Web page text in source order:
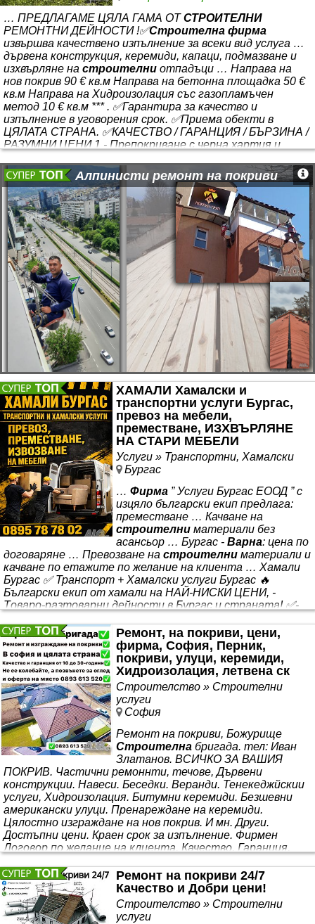
… ПРЕДЛАГАМЕ ЦЯЛА ГАМА ОТСТРОИТЕЛНИ
РЕМОНТНИ ДЕЙНОСТИ !✅Строителна фирма
извършва качествено изпълнение за всеки вид услуга …
дървена конструкция, керемиди, капаци, подмазване и
изхвърляне на строителни отпадъци … Направа на
нов покрив 90 € кв.м Направа на бетонна площадка 50 €
кв.м Направа на Хидроизолация със газопламъчен
метод 10 € кв.м *** . ✅Гарантира за качество и
изпълнение в уговорения срок. ✅Приема обекти в
ЦЯЛАТА СТРАНА. ✅КАЧЕСТВО / ГАРАНЦИЯ / БЪРЗИНА /
РАЗУМНИ ЦЕНИ 1 - Препокриване с черна хартия и
метод 4 мм. с посипка 3 - Направяне
Алпинисти ремонт на покриви
ХАМАЛИ Хамалски и
транспортни услуги Бургас,
превоз на мебели,
преместване, ИЗХВЪРЛЯНЕ
НА СТАРИ МЕБЕЛИ
Услуги » Транспортни, Хамалски
Бургас
… Фирма ” Услуги Бургас ЕООД ” с
изцяло български екип предлага:
преместване … Качване на
строителни материали без
асансьор … Бургас - Варна: цена по
договаряне … Превозване на строителни материали и
качване по етажите по желание на клиента … Хамали
Бургас ✅ Транспорт + Хамалски услуги Бургас 🔥
Български екип от хамали на НАЙ-НИСКИ ЦЕНИ, -
Tоваро-разтоварни дейности в Бургас и страната! ✅-
20€ на курс за гр. Бургас. *** на багаж, превоз на мебели,
✅ демонтаж и монтаж на мебели, транспорт на мебели
+ товарене и разтоварване, преместване на бяла
техника, товарни
Ремонт, на покриви, цени,
фирма, София, Перник,
покриви, улуци, керемиди,
Хидроизолация, летвена ск
Строителство » Строителни
услуги
София
Ремонт на покриви, Божурище
Строителна бригада. тел: Иван
Златанов. ВСИЧКО ЗА ВАШИЯ
ПОКРИВ. Частични ремоннти, течове, Дървени
конструкции. Навеси. Беседки. Веранди. Тенекеджйскии
услуги, Хидроизолация. Битумни керемиди. Безшевни
американски улуци. Пренареждане на керемиди.
Цялостно изграждане на нов покрив. И мн. Други.
Достъпни цени. Краен срок за изпълнение. Фирмен
Договор по желание на клиента. Качество. Гаранция.
Благоевград, Пловдив, Пазарджик, Габрово, Добрич,
Сливен, Монтана, Плевен, Шумен, Враца, Видин, Русе,
Силистра, Хасково, Велико Търново,
Варна
Ремонт на покриви 24/7
Качество и Добри цени!
Строителство » Строителни
услуги